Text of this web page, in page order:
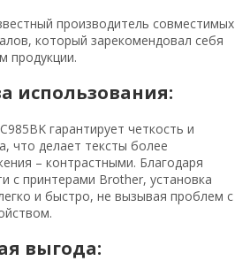
производитель совместимых
который зарекомендовал себя
продукции.
использования:
гарантирует четкость и
что делает тексты более
– контрастными. Благодаря
с принтерами Brother, установка
и быстро, не вызывая проблем с
выгода: